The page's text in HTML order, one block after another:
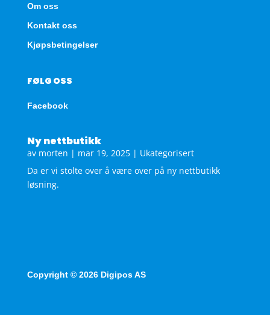
Om oss
Kontakt oss
Kjøpsbetingelser
FØLG OSS
Facebook
Ny nettbutikk
av morten | mar 19, 2025| Ukategorisert
Da er vi stolte over å være over på ny nettbutikk
løsning.
Copyright © 2026 Digipos AS